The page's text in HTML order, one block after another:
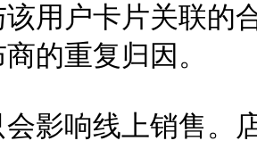
该用户卡片关联的
的重复归因。
影响线上销售。